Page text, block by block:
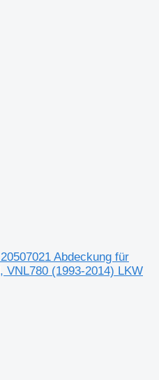
Abdeckung für
VNL780 (1993-2014) LKW